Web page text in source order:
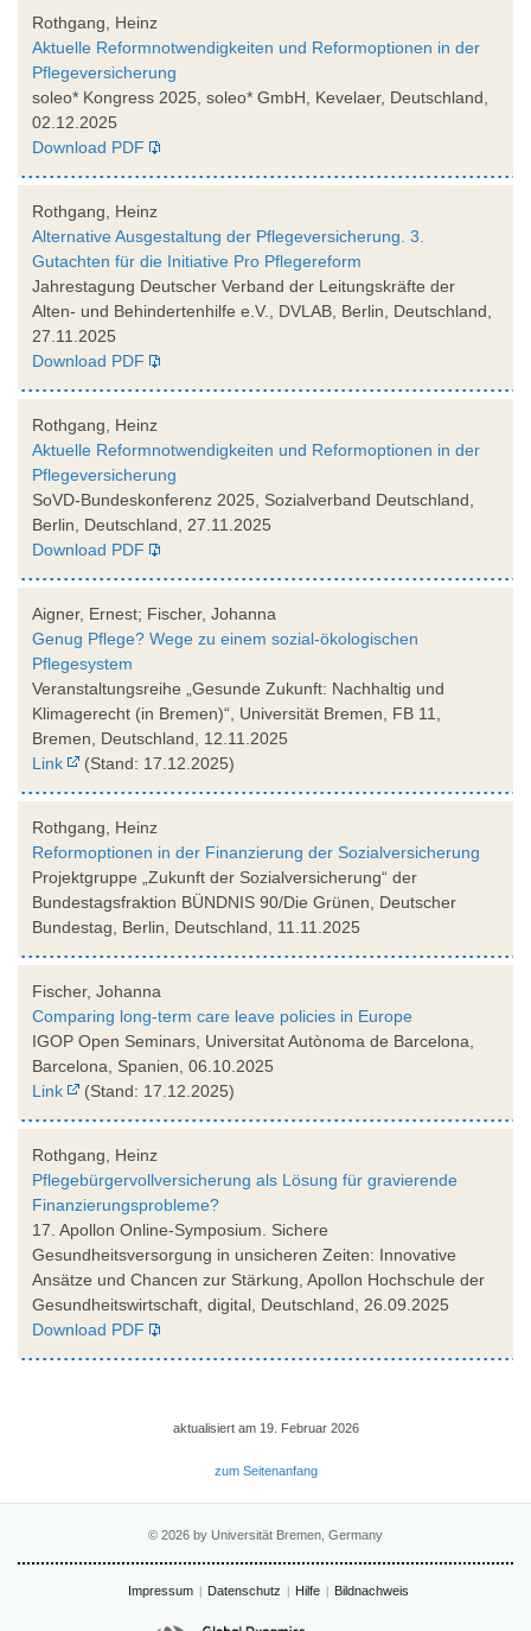
Rothgang, Heinz
Aktuelle Reformnotwendigkeiten und Reformoptionen in der
Pflegeversicherung
soleo* Kongress 2025, soleo* GmbH, Kevelaer, Deutschland,
02.12.2025
Download PDF
Rothgang, Heinz
Alternative Ausgestaltung der Pflegeversicherung. 3.
Gutachten für die Initiative Pro Pflegereform
Jahrestagung Deutscher Verband der Leitungskräfte der
Alten- und Behindertenhilfe e.V., DVLAB, Berlin, Deutschland,
27.11.2025
Download PDF
Rothgang, Heinz
Aktuelle Reformnotwendigkeiten und Reformoptionen in der
Pflegeversicherung
SoVD-Bundeskonferenz 2025, Sozialverband Deutschland,
Berlin, Deutschland, 27.11.2025
Download PDF
Aigner, Ernest; Fischer, Johanna
Genug Pflege? Wege zu einem sozial-ökologischen
Pflegesystem
Veranstaltungsreihe „Gesunde Zukunft: Nachhaltig und
Klimagerecht (in Bremen)“, Universität Bremen, FB 11,
Bremen, Deutschland, 12.11.2025
Link
(Stand: 17.12.2025)
Rothgang, Heinz
Reformoptionen in der Finanzierung der Sozialversicherung
Projektgruppe „Zukunft der Sozialversicherung“ der
Bundestagsfraktion BÜNDNIS 90/Die Grünen, Deutscher
Bundestag, Berlin, Deutschland, 11.11.2025
Fischer, Johanna
Comparing long-term care leave policies in Europe
IGOP Open Seminars, Universitat Autònoma de Barcelona,
Barcelona, Spanien, 06.10.2025
Link
(Stand: 17.12.2025)
Rothgang, Heinz
Pflegebürgervollversicherung als Lösung für gravierende
Finanzierungsprobleme?
17. Apollon Online-Symposium. Sichere
Gesundheitsversorgung in unsicheren Zeiten: Innovative
Ansätze und Chancen zur Stärkung, Apollon Hochschule der
Gesundheitswirtschaft, digital, Deutschland, 26.09.2025
Download PDF
aktualisiert am 19. Februar 2026
zum Seitenanfang
© 2026 by Universität Bremen, Germany
Impressum Datenschutz Hilfe Bildnachweis